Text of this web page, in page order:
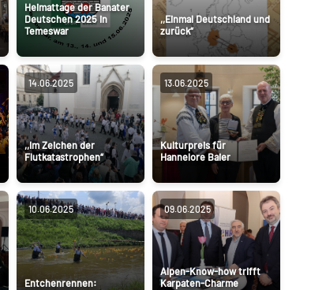
Heimattage der Banater
Deutschen 2025 in
Temeswar
,,Einmal Deutschland und
zurück“
14.06.2025
,,Im Zeichen der
Flutkatastrophen“
13.06.2025
Kulturpreis für
Hannelore Baier
10.06.2025
Entchenrennen:
09.06.2025
Alpen-Know-how trifft
Karpaten-Charme